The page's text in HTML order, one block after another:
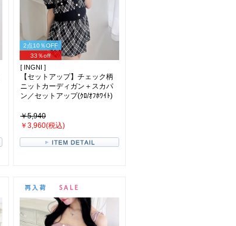
2点10％OFF
33％off
[ INGNI ]
【セットアップ】チェック柄
ニットカーディガン＋スカパ
ン／セットアップ(ｸﾛ/ｵﾌﾎﾜｲﾄ)
￥5,940
￥3,960(税込)